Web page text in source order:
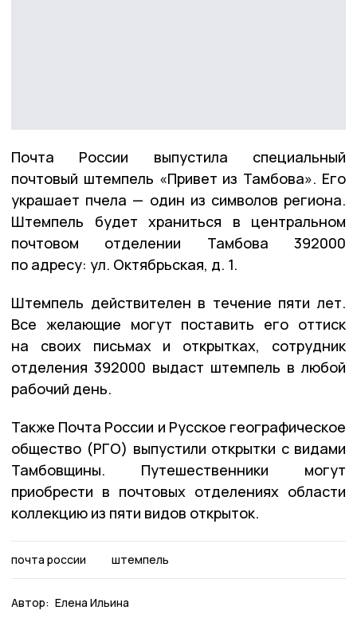
Почта России выпустила специальный
почтовый штемпель «Привет из Тамбова». Его
украшает пчела — один из символов региона.
Штемпель будет храниться в центральном
почтовом отделении Тамбова 392000
по адресу: ул. Октябрьская, д. 1.
Штемпель действителен в течение пяти лет.
Все желающие могут поставить его оттиск
на своих письмах и открытках, сотрудник
отделения 392000 выдаст штемпель в любой
рабочий день.
Также Почта России и Русское географическое
общество (РГО) выпустили открытки с видами
Тамбовщины. Путешественники могут
приобрести в почтовых отделениях области
коллекцию из пяти видов открыток.
почта россии штемпель
Автор: Елена Ильина